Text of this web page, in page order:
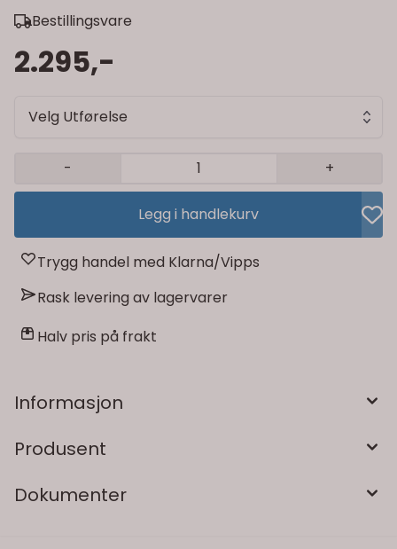
Bestillingsvare
2.295,-
Velg Utførelse
- +
Legg i handlekurv
Trygg handel med Klarna/Vipps
Rask levering av lagervarer
Halv pris på frakt
Informasjon
Produsent
Dokumenter